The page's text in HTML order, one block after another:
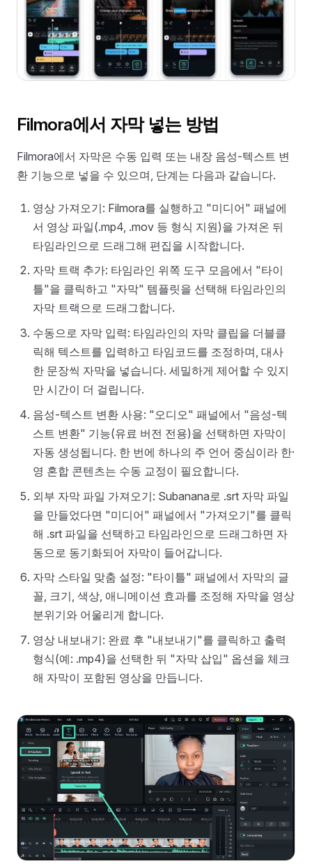
Filmora에서 자막 넣는 방법
Filmora에서 자막은 수동 입력 또는 내장 음성-텍스트 변
환 기능으로 넣을 수 있으며, 단계는 다음과 같습니다.
영상 가져오기: Filmora를 실행하고 "미디어" 패널에
서 영상 파일(.mp4, .mov 등 형식 지원)을 가져온 뒤
타임라인으로 드래그해 편집을 시작합니다.
자막 트랙 추가: 타임라인 위쪽 도구 모음에서 "타이
틀"을 클릭하고 "자막" 템플릿을 선택해 타임라인의
자막 트랙으로 드래그합니다.
수동으로 자막 입력: 타임라인의 자막 클립을 더블클
릭해 텍스트를 입력하고 타임코드를 조정하며, 대사
한 문장씩 자막을 넣습니다. 세밀하게 제어할 수 있지
만 시간이 더 걸립니다.
음성-텍스트 변환 사용: "오디오" 패널에서 "음성-텍
스트 변환" 기능(유료 버전 전용)을 선택하면 자막이
자동 생성됩니다. 한 번에 하나의 주 언어 중심이라 한·
영 혼합 콘텐츠는 수동 교정이 필요합니다.
외부 자막 파일 가져오기: Subanana로 .srt 자막 파일
을 만들었다면 "미디어" 패널에서 "가져오기"를 클릭
해 .srt 파일을 선택하고 타임라인으로 드래그하면 자
동으로 동기화되어 자막이 들어갑니다.
자막 스타일 맞춤 설정: "타이틀" 패널에서 자막의 글
꼴, 크기, 색상, 애니메이션 효과를 조정해 자막을 영상
분위기와 어울리게 합니다.
영상 내보내기: 완료 후 "내보내기"를 클릭하고 출력
형식(예: .mp4)을 선택한 뒤 "자막 삽입" 옵션을 체크
해 자막이 포함된 영상을 만듭니다.